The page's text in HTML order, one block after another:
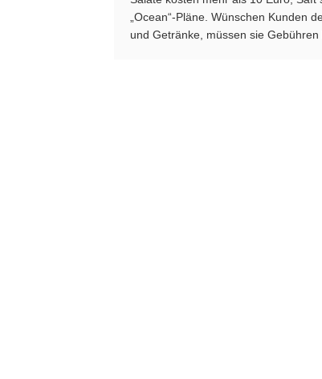
„Ocean“-Pläne. Wünschen Kunden
und Getränke, müssen sie